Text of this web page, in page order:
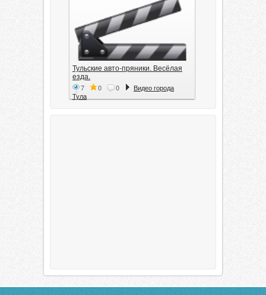
Тульские авто-пряники. Весёлая
езда.
7 0 0
Видео города
Тула
00:20:11